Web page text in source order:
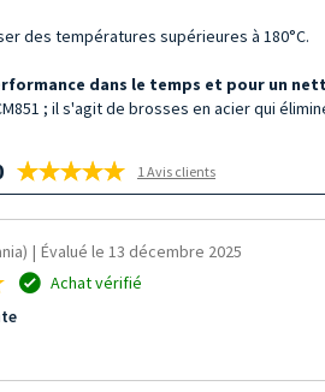
des températures supérieures à 180°C.
dans le temps et pour un
; il s'agit de brosses en acier qui
1 Avis clients
| Évalué le 13 décembre 2025
Achat vérifié